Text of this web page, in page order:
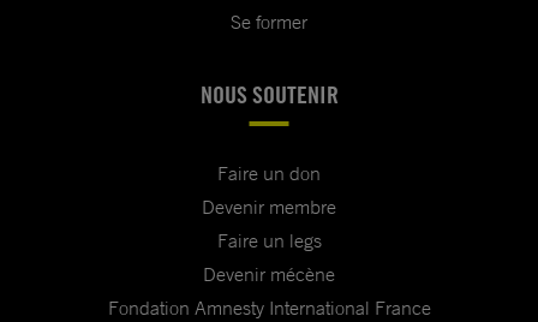
Se former
NOUS SOUTENIR
Faire un don
Devenir membre
Faire un legs
Devenir mécène
Fondation Amnesty International France